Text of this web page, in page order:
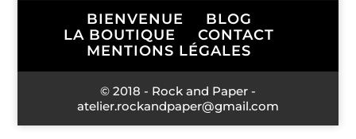
BIENVENUE
BLOG
LA BOUTIQUE
CONTACT
MENTIONS LÉGALES
© 2018 - Rock and Paper -
atelier.rockandpaper@gmail.com